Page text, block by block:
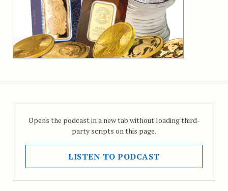
Opens the podcast in a new tab without loading third-
party scripts on this page.
LISTEN TO PODCAST